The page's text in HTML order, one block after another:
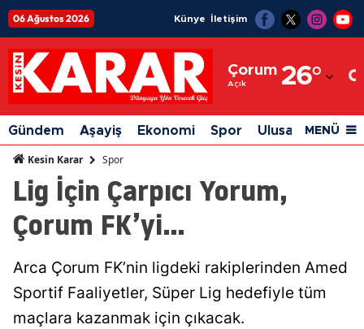
06 Ağustos 2026 Künye İletişim
Çorum
Açık 26°
Adıyaman
Afyonkarahisar
Ağrı
Amasya
Gündem Aşayiş Ekonomi Spor Ulusal Siyaset
MENÜ
Kesin Karar Spor
Lig İçin Çarpıcı Yorum,
Çorum FK’yi…
Arca Çorum FK’nin ligdeki rakiplerinden Amed
Sportif Faaliyetler, Süper Lig hedefiyle tüm
maçlara kazanmak için çıkacak.